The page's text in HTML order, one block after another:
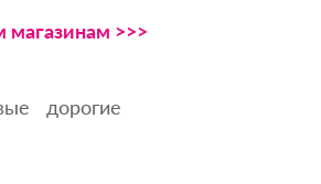
магазинам >>>
дорогие